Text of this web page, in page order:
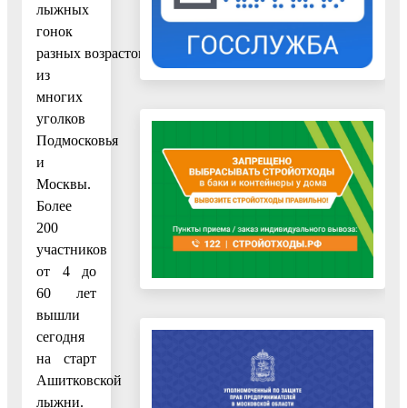
лыжных
гонок
разных возрастов
из
многих
уголков
Подмосковья
и
Москвы.
Более
200
участников
от 4 до
60 лет
вышли
сегодня
на старт
Ашитковской
лыжни.